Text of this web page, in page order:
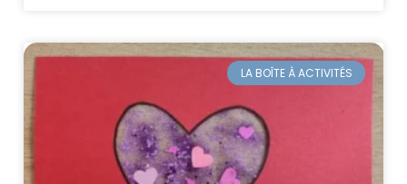
LA BOÎTE À ACTIVITÉS